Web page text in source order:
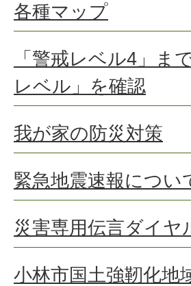
各種マップ
「警戒レベル4」ま
レベル」を確認
我が家の防災対策
緊急地震速報につい
災害専用伝言ダイヤ
小林市国土強靭化地